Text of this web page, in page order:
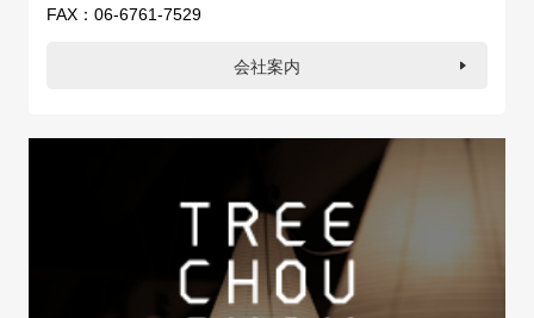
FAX：06-6761-7529
会社案内